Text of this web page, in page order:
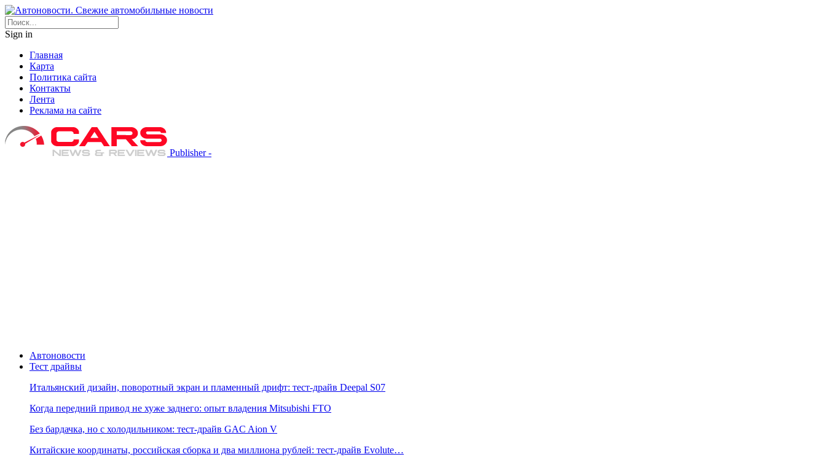
Sign in
Главная
Карта
Политика сайта
Контакты
Лента
Реклама на сайте
Publisher -
Автоновости
Тест драйвы
Итальянский дизайн, поворотный экран и пламенный дрифт: тест-драйв Deepal S07
Когда передний привод не хуже заднего: опыт владения Mitsubishi FTO
Без бардачка, но с холодильником: тест-драйв GAC Aion V
Китайские координаты, российская сборка и два миллиона рублей: тест-драйв Evolute…